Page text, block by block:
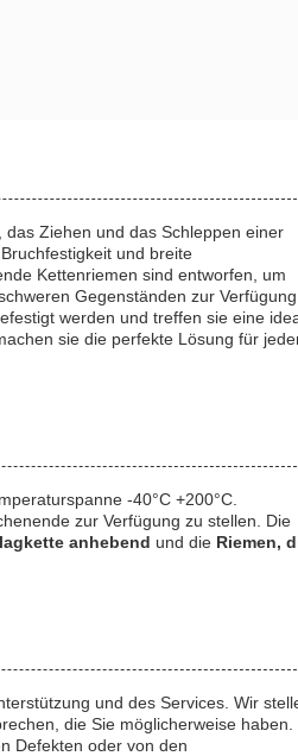
Ziehen und das Schleppen einer
und breite
Kettenriemen sind entworfen, um
Gegenständen zur Verfügung
werden und treffen sie eine
sie die perfekte Lösung für
-40°C +200°C.
zur Verfügung zu stellen. Die
anhebend und die Riemen,
und des Services. Wir
die Sie möglicherweise haben.
Defekten oder von den